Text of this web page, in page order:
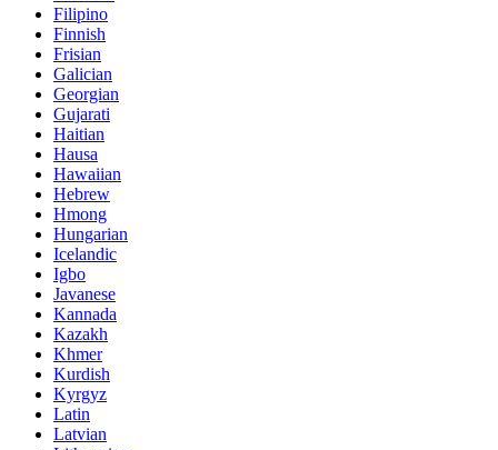
Filipino
Finnish
Frisian
Galician
Georgian
Gujarati
Haitian
Hausa
Hawaiian
Hebrew
Hmong
Hungarian
Icelandic
Igbo
Javanese
Kannada
Kazakh
Khmer
Kurdish
Kyrgyz
Latin
Latvian